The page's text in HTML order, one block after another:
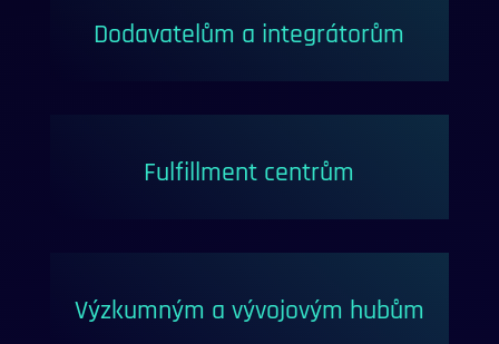
Dodavatelům a integrátorům
Fulfillment centrům
Výzkumným a vývojovým hubům